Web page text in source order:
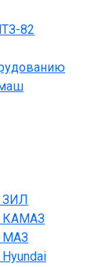
82
ЗИЛ
КАМАЗ
МАЗ